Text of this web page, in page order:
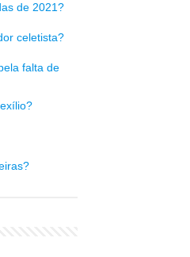
de 2021?
celetista?
falta de